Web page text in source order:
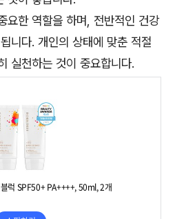
요한 역할을 하며, 전반적인 건강
니다. 개인의 상태에 맞춘 적절
실천하는 것이 중요합니다.